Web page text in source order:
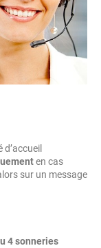
en cas
sur un message
4 sonneries